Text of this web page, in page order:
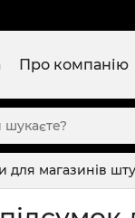
Про компанію
для магазинів